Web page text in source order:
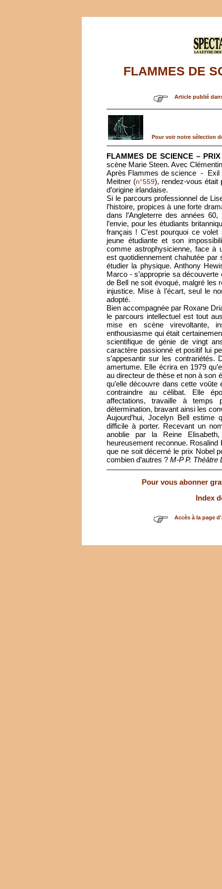
FLAMMES DE
Article publié
Pour voir notre sélection
FLAMMES DE SCIENCE – PRIX
scène Marie Steen. Avec
Après Flammes de science - Exil
Meitner (n°559), rendez-vous était
d’origine irlandaise.
Si le parcours professionnel de
l’histoire, propices à une forte
dans l’Angleterre des années
l’envie, pour les étudiants
français ! C’est pourquoi ce
jeune étudiante et son
comme astrophysicienne, face à
est quotidiennement chahutée par
étudier la physique. Anthony
Marco - s’approprie sa
de Bell ne soit évoqué, malgré les
injustice. Mise à l’écart, seul le
adopté.
Bien accompagnée par Roxane
le parcours intellectuel est tout
mise en scène virevoltante,
enthousiasme qui était
scientifique de génie de vingt
caractère passionné et positif lui
s’appesantir sur les contrariétés.
amertume. Elle écrira en 1979
au directeur de thèse et non à son
qu’elle découvre dans cette
contraindre au célibat. Elle
affectations, travaille à
détermination, bravant ainsi les
Aujourd’hui, Jocelyn Bell
difficile à porter. Recevant un
anoblie par la Reine
heureusement reconnue.
que ne soit décerné le prix Nobel
combien d’autres ? M-P P. Théâtre
Pour vous abonner
Index
Accès à la page